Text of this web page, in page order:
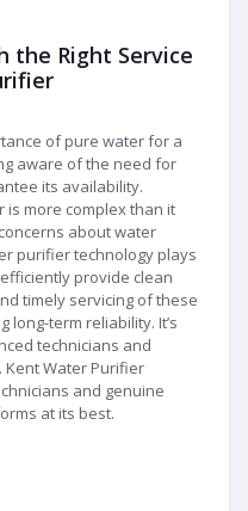
the Right Service
of pure water for a
aware of the need for
its availability.
is more complex than it
about water
purifier technology plays
provide clean
timely servicing of these
term reliability. It’s
technicians and
Water Purifier
and genuine
at its best.